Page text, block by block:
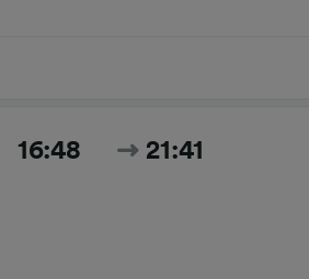
16:48 21:41